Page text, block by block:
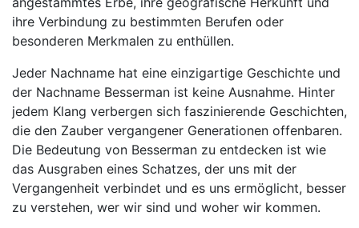
ihre Verbindung zu bestimmten Berufen oder
besonderen Merkmalen zu enthüllen.
Jeder Nachname hat eine einzigartige Geschichte und
der Nachname Besserman ist keine Ausnahme. Hinter
jedem Klang verbergen sich faszinierende Geschichten,
die den Zauber vergangener Generationen offenbaren.
Die Bedeutung von Besserman zu entdecken ist wie
das Ausgraben eines Schatzes, der uns mit der
Vergangenheit verbindet und es uns ermöglicht, besser
zu verstehen, wer wir sind und woher wir kommen.